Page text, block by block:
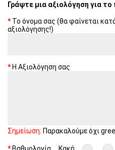
Γράψτε μια αξιολόγηση για το
Το όνομα σας (θα φαίνεται
αξιολόγησης!)
Η Αξιολόγηση σας
Σημείωση: Παρακαλούμε όχι
Βαθμολογία Κακή